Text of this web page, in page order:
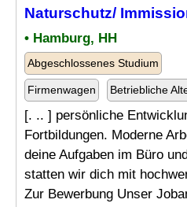
Naturschutz/
• Hamburg, HH
Abgeschlossenes Studium
Firmenwagen Betriebliche
[. .. ] persönliche
Fortbildungen. Moderne
deine Aufgaben im Büro
statten wir dich mit
Zur Bewerbung Unser